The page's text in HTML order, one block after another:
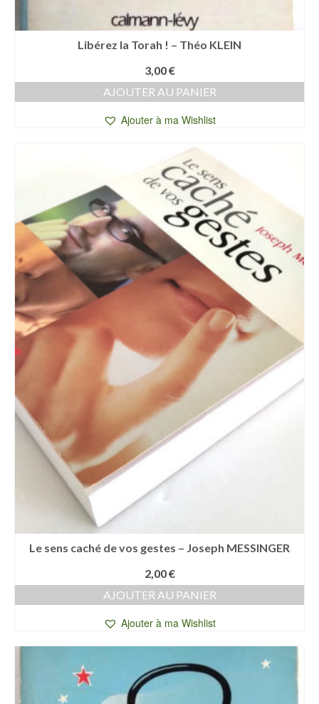
Libérez la Torah ! – Théo KLEIN
3,00€
AJOUTER AU PANIER
Ajouter à ma Wishlist
Le sens caché de vos gestes – Joseph MESSINGER
2,00€
AJOUTER AU PANIER
Ajouter à ma Wishlist